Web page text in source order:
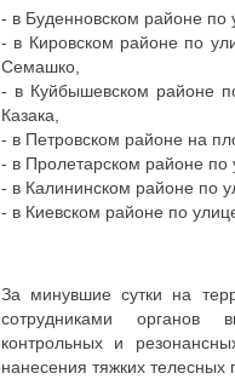
- в Буденновском районе по
- в Кировском районе по
Семашко,
- в Куйбышевском районе
Казака,
- в Петровском районе на
- в Пролетарском районе
- в Калининском районе по
- в Киевском районе по
За минувшие сутки на
сотрудниками органов
контрольных и
нанесения тяжких